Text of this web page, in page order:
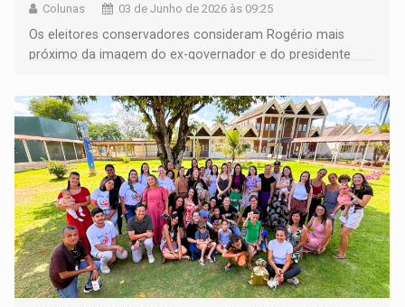
Colunas 03 de Junho de 2026 às 09:25
Os eleitores conservadores consideram Rogério mais
próximo da imagem do ex-governador e do presidente